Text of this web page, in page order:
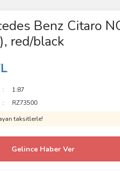
Benz Citaro
red/black
1:87
RZ73500
taksitlerle!
Gelince Haber Ver